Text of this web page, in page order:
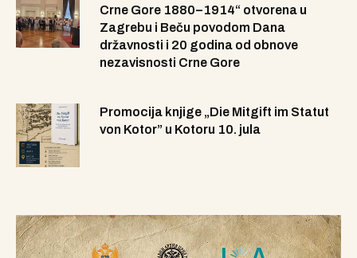
Crne Gore 1880–1914“ otvorena u
Zagrebu i Beču povodom Dana
državnosti i 20 godina od obnove
nezavisnosti Crne Gore
Promocija knjige „Die Mitgift im Statut
von Kotor” u Kotoru 10. jula